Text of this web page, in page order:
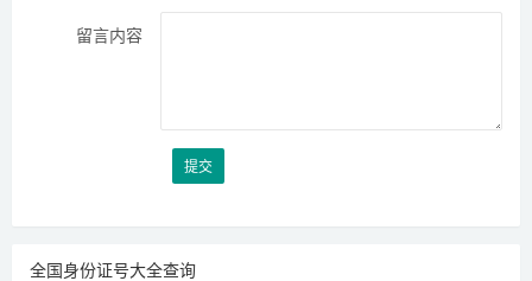
留言内容
提交
全国身份证号大全查询